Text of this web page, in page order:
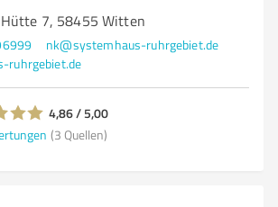
7, 58455 Witten
nk@systemhaus-ruhrgebiet.de
ruhrgebiet.de
4,86 / 5,00
(3 Quellen)